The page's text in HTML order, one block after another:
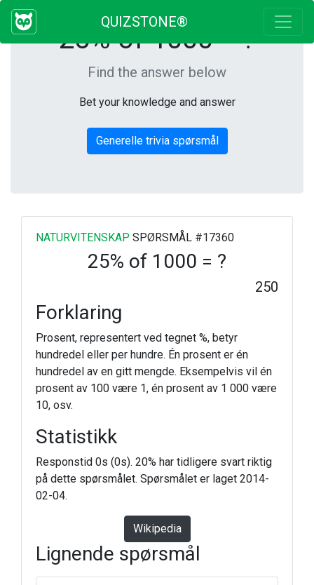
QUIZSTONE®
25% of 1000 = ?
Find the answer below
Bet your knowledge and answer
Generelle trivia spørsmål
NATURVITENSKAP SPØRSMÅL #17360
25% of 1000 = ?
250
Forklaring
Prosent, representert ved tegnet %, betyr
hundredel eller per hundre. Én prosent er én
hundredel av en gitt mengde. Eksempelvis vil én
prosent av 100 være 1, én prosent av 1 000 være
10, osv.
Statistikk
Responstid 0s (0s). 20% har tidligere svart riktig
på dette spørsmålet. Spørsmålet er laget 2014-
02-04.
Wikipedia
Lignende spørsmål